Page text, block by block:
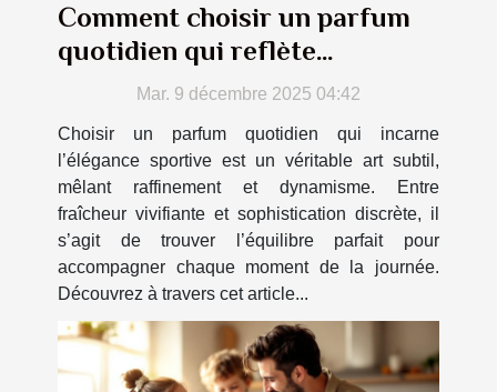
Comment choisir un parfum
quotidien qui reflète
l'élégance sportive ?
Mar. 9 décembre 2025 04:42
Choisir un parfum quotidien qui incarne
l’élégance sportive est un véritable art subtil,
mêlant raffinement et dynamisme. Entre
fraîcheur vivifiante et sophistication discrète, il
s’agit de trouver l’équilibre parfait pour
accompagner chaque moment de la journée.
Découvrez à travers cet article...